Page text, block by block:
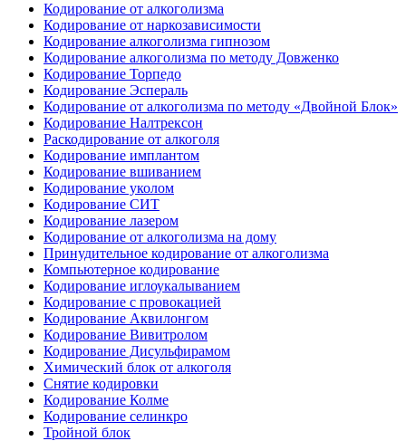
Кодирование от алкоголизма
Кодирование от наркозависимости
Кодирование алкоголизма гипнозом
Кодирование алкоголизма по методу Довженко
Кодирование Торпедо
Кодирование Эспераль
Кодирование от алкоголизма по методу «Двойной Блок»
Кодирование Налтрексон
Раскодирование от алкоголя
Кодирование имплантом
Кодирование вшиванием
Кодирование уколом
Кодирование СИТ
Кодирование лазером
Кодирование от алкоголизма на дому
Принудительное кодирование от алкоголизма
Компьютерное кодирование
Кодирование иглоукалыванием
Кодирование с провокацией
Кодирование Аквилонгом
Кодирование Вивитролом
Кодирование Дисульфирамом
Химический блок от алкоголя
Снятие кодировки
Кодирование Колме
Кодирование селинкро
Тройной блок